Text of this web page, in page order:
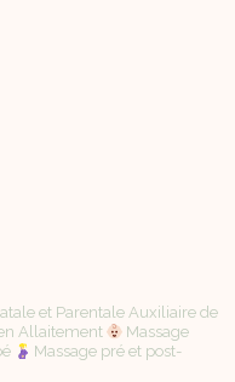
et Parentale Auxiliaire de
Allaitement
Massage
Massage pré et post-